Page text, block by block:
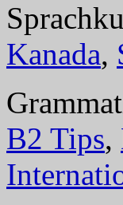
Kanada,
B2 Tips,